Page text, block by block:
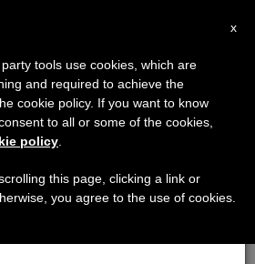
Tagged
×
7 de agosto haremos la pausa
que en el periodo de verano
y también el
x
tools use cookies, which are
and required to achieve the
cookie policy. If you want to know
to all or some of the cookies,
policy
this page, clicking a link or
you agree to the use of cookies.